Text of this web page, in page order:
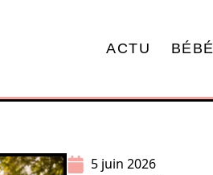
ACTU BÉBÉ
5 juin 2026